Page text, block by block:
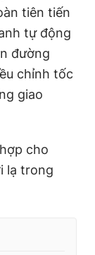
tiên tiến
tự động
đường
chỉnh tốc
giao
cho
lạ trong